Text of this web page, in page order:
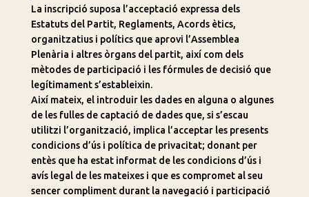
La inscripció suposa l’acceptació expressa dels
Estatuts del Partit, Reglaments, Acords ètics,
organitzatius i polítics que aprovi l’Assemblea
Plenària i altres òrgans del partit, així com dels
mètodes de participació i les fórmules de decisió que
legítimament s’estableixin.
Així mateix, el introduir les dades en alguna o algunes
de les fulles de captació de dades que, si s’escau
utilitzi l’organització, implica l’acceptar les presents
condicions d’ús i política de privacitat; donant per
entès que ha estat informat de les condicions d’ús i
avís legal de les mateixes i que es compromet al seu
sencer compliment durant la navegació i participació